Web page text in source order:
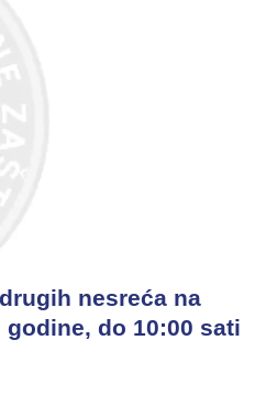
nesreća na
godine, do 10:00 sati